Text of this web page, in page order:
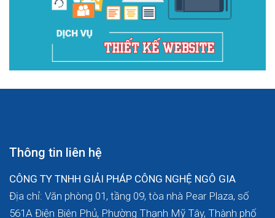
Thông tin liên hệ
CÔNG TY TNHH GIẢI PHÁP CÔNG NGHỆ NGÔ GIA
Địa chỉ: Văn phòng 01, tầng 09, tòa nhà Pear Plaza, số
561A Điện Biên Phủ, Phường Thạnh Mỹ Tây, Thành phố